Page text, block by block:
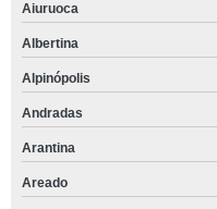
Aiuruoca
Albertina
Alpinópolis
Andradas
Arantina
Areado